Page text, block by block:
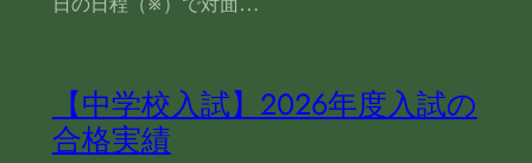
日の日程（※）で対面…
【中学校入試】2026年度入試の
合格実績